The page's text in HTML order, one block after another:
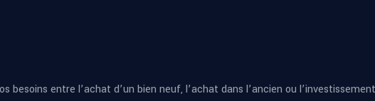
besoins entre l’achat d’un bien neuf, l’achat dans l’ancien ou